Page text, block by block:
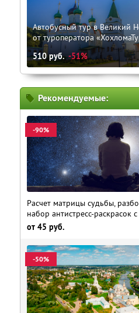
Автобусный тур в Великий
от туроператора
510руб. -51%
Рекомендуемые:
-90%
Расчет матрицы судьбы,
набор антистресс-раскрасок
от 45 руб.
-50%